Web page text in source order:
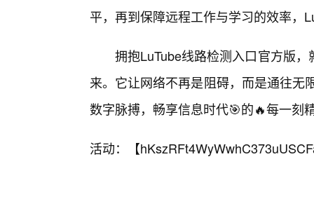
平，再到保障远程工作与学习的效率，
拥抱LuTube线路检测入口官方版
来。它让网络不再是阻碍，而是通往无
数字脉搏，畅享信息时代🎯的🔥每一刻
活动：【